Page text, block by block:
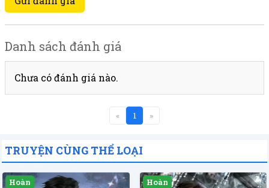
Danh sách đánh giá
Chưa có đánh giá nào.
« 1 »
TRUYỆN CÙNG THỂ LOẠI